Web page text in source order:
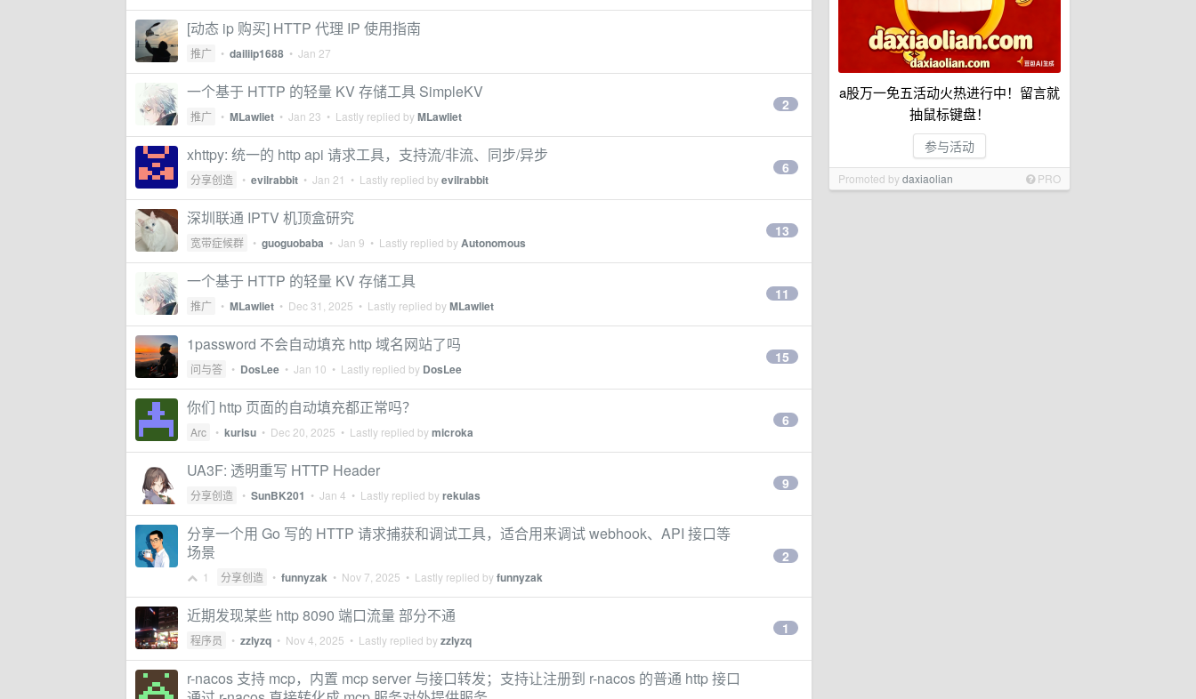
a股万一免五活动火热进行中！留言就
抽鼠标键盘！
参与活动
Promoted bydaxiaolian PRO
[动态 ip 购买] HTTP 代理 IP 使用指南
推广 • dailiip1688 • Jan 27
一个基于 HTTP 的轻量 KV 存储工具 SimpleKV
推广 • MLawliet • Jan 23 • Lastly replied byMLawliet
2
xhttpy: 统一的 http api 请求工具，支持流/非流、同步/异步
分享创造 • evilrabbit • Jan 21 • Lastly replied byevilrabbit
6
深圳联通 IPTV 机顶盒研究
宽带症候群 • guoguobaba • Jan 9 • Lastly replied byAutonomous
13
一个基于 HTTP 的轻量 KV 存储工具
推广 • MLawliet • Dec 31, 2025 • Lastly replied byMLawliet
11
1password 不会自动填充 http 域名网站了吗
问与答 • DosLee • Jan 10 • Lastly replied by DosLee
15
你们 http 页面的自动填充都正常吗？
Arc • kurisu • Dec 20, 2025 • Lastly replied bymicroka
6
UA3F: 透明重写 HTTP Header
分享创造 • SunBK201 • Jan 4 • Lastly replied byrekulas
9
分享一个用 Go 写的 HTTP 请求捕获和调试工具，适合用来调试 webhook、API 接口等
场景
1 分享创造 • funnyzak • Nov 7, 2025 • Lastly replied byfunnyzak
2
近期发现某些 http 8090 端口流量 部分不通
程序员 • zzlyzq • Nov 4, 2025 • Lastly replied byzzlyzq
1
r-nacos 支持 mcp，内置 mcp server 与接口转发；支持让注册到 r-nacos 的普通 http 接口